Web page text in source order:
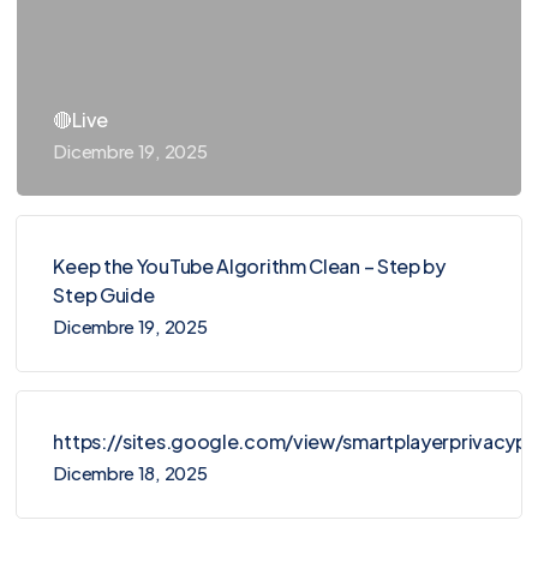
🔴Live
Dicembre 19, 2025
Keep the YouTube Algorithm Clean – Step by
Step Guide
Dicembre 19, 2025
https://sites.google.com/view/
Dicembre 18, 2025